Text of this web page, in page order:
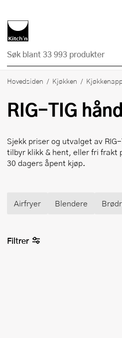
Hovedsiden Kjøkken
RIG-TIG
Sjekk priser og utvalget av
tilbyr klikk & hent, eller fri frakt
30 dagers åpent kjøp.
Airfryer Blendere
Filtrer